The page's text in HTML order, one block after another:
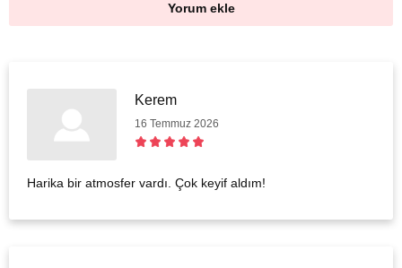
Yorum ekle
Kerem
16 Temmuz 2026
Harika bir atmosfer vardı. Çok keyif aldım!